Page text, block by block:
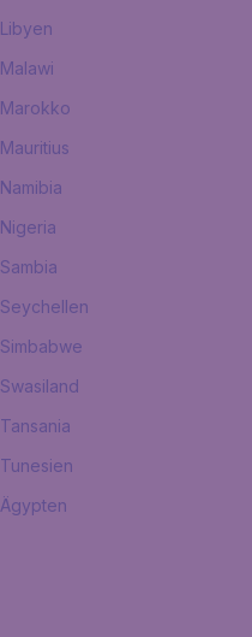
Libyen
Malawi
Marokko
Mauritius
Namibia
Nigeria
Sambia
Seychellen
Simbabwe
Swasiland
Tansania
Tunesien
Ägypten